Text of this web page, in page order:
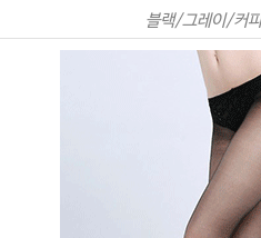
블랙/그레이/커